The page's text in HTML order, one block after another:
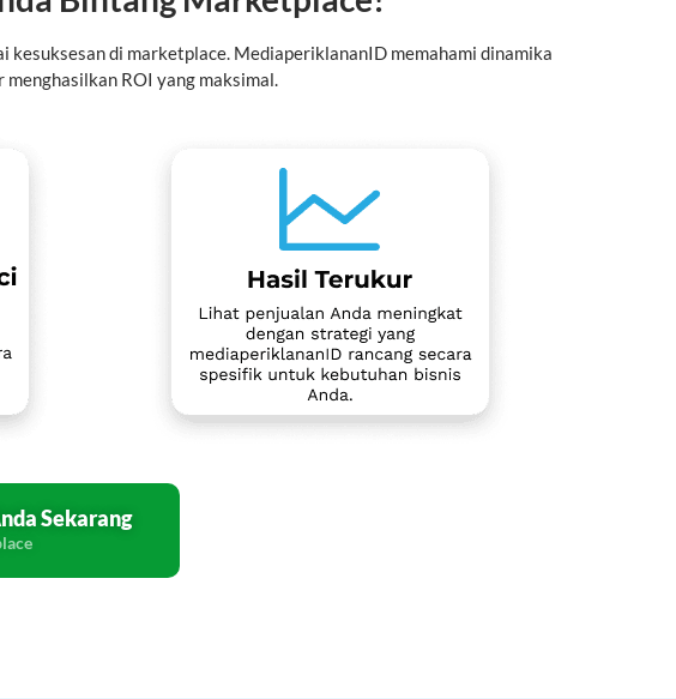
kesuksesan di marketplace. MediaperiklananID memahami dinamika
ROI yang maksimal.
Sekarang